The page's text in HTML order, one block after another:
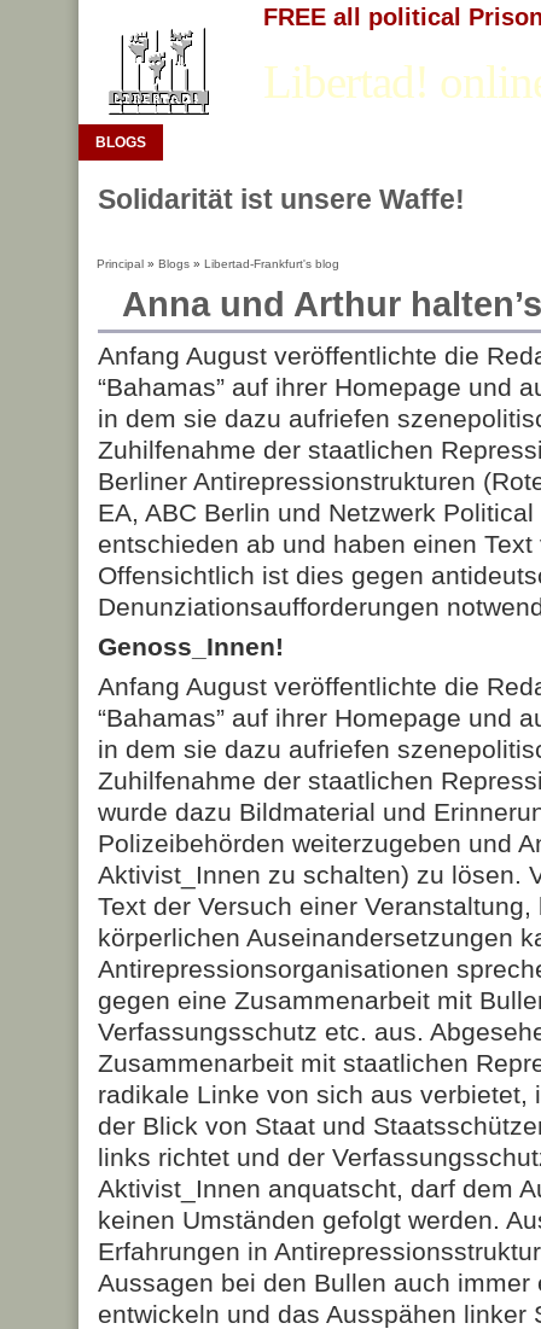
FREE all political
Libertad!
BLOGS
Solidarität ist unsere Waffe!
Principal » Blogs » Libertad-Frankfurt's blog
Anna und Arthur
Anfang August veröffentlichte die
“Bahamas” auf ihrer Homepage und
in dem sie dazu aufriefen
Zuhilfenahme der staatlichen
Berliner Antirepressionstrukturen
EA, ABC Berlin und Netzwerk
entschieden ab und haben einen
Offensichtlich ist dies gegen
Denunziationsaufforderungen
Genoss_Innen!
Anfang August veröffentlichte die
“Bahamas” auf ihrer Homepage und
in dem sie dazu aufriefen
Zuhilfenahme der staatlichen
wurde dazu Bildmaterial und
Polizeibehörden weiterzugeben und
Aktivist_Innen zu schalten) zu lösen.
Text der Versuch einer
körperlichen Auseinandersetzungen
Antirepressionsorganisationen
gegen eine Zusammenarbeit mit
Verfassungsschutz etc. aus.
Zusammenarbeit mit staatlichen
radikale Linke von sich aus verbietet,
der Blick von Staat und
links richtet und der
Aktivist_Innen anquatscht, darf dem
keinen Umständen gefolgt werden.
Erfahrungen in
Aussagen bei den Bullen auch immer
entwickeln und das Ausspähen linker